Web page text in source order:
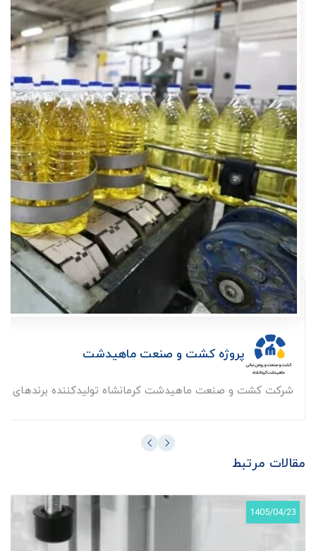
پروژه کشت و صنعت ماهیدشت
شرکت کشت و صنعت ماهیدشت کرمانشاه تولیدکننده برندهای
مقالات مرتبط
1405/04/23